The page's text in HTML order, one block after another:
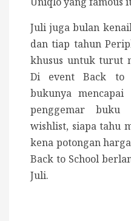
Juli juga bulan
dan tiap tahun
khusus untuk turut
Di event Back to
bukunya
penggemar
wishlist, siapa tahu
kena potongan
Back to School
Juli.